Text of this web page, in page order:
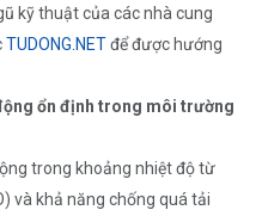
kỹ thuật của các nhà cung
TUDONG.NETđể được hướng
ổn định trong môi trường
trong khoảng nhiệt độ từ
và khả năng chống quá tải